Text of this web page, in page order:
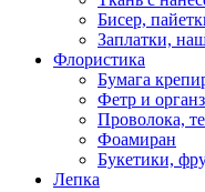
Бисер,
Заплатки,
Флористика
Бумага
Фетр и
Проволока,
Фоамиран
Букетики,
Лепка